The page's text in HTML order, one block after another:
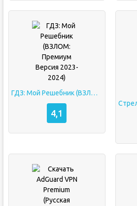
ГДЗ: Мой Решебник (ВЗЛОМ: Премиум Версия 2023-2024)
4,1